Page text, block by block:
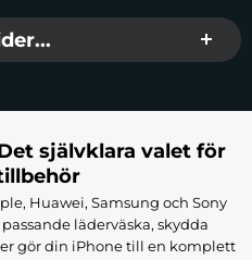
självklara valet för
Huawei, Samsung och Sony
läderväska, skydda
gör din iPhone till en komplett